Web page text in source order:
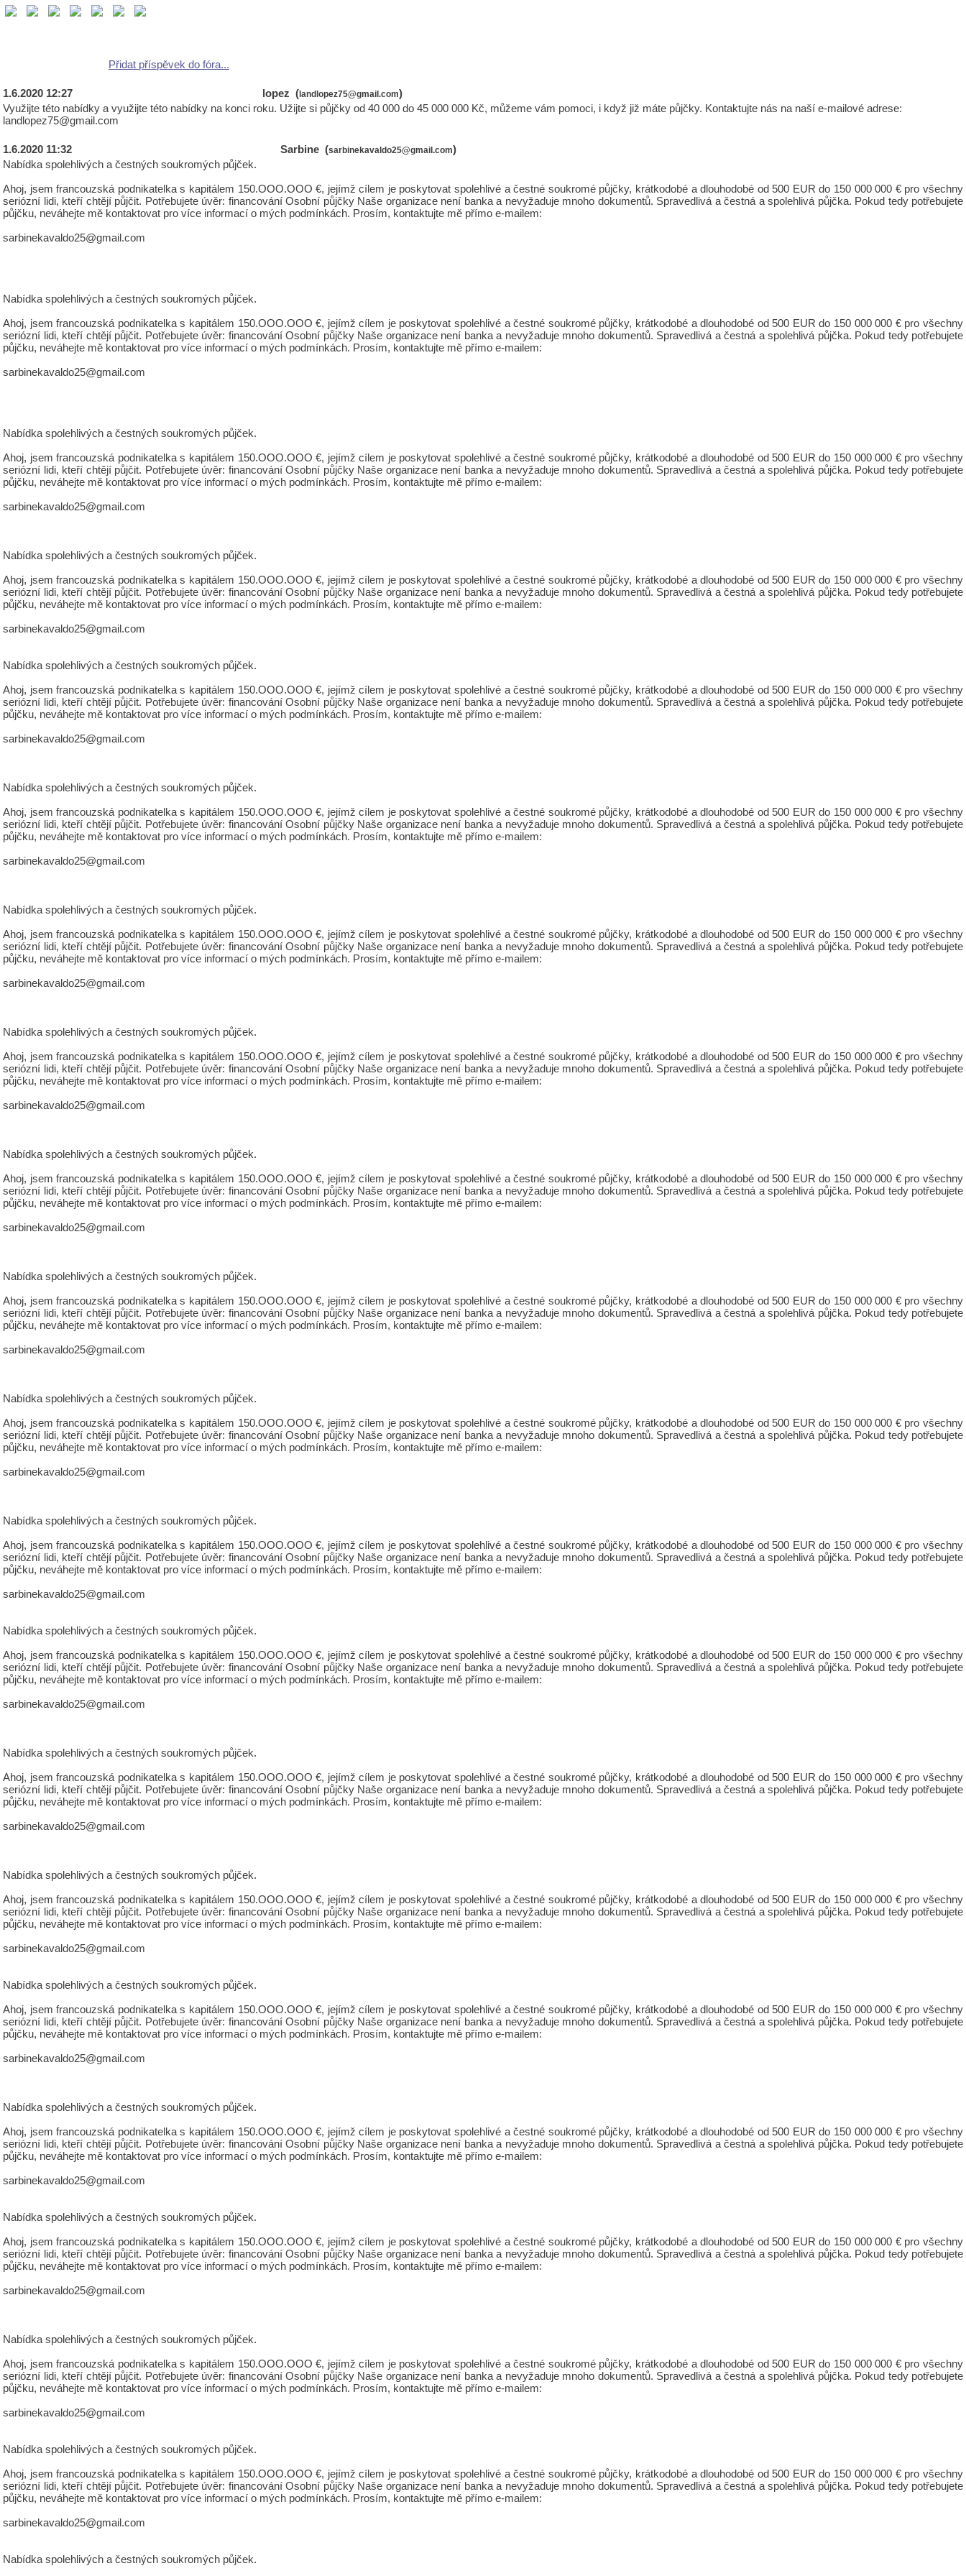
Přidat příspěvek do fóra...
1.6.2020 12:27 lopez ( landlopez75@gmail.com)
Využijte této nabídky a využijte této nabídky na konci roku. Užijte si půjčky od 40 000 do 45 000 000 Kč, můžeme vám pomoci, i když již máte půjčky. Kontaktujte nás na naší e-mailové adrese:
landlopez75@gmail.com
1.6.2020 11:32 Sarbine (sarbinekavaldo25@gmail.com)
Nabídka spolehlivých a čestných soukromých půjček.
Ahoj, jsem francouzská podnikatelka s kapitálem 150.OOO.OOO €, jejímž cílem je poskytovat spolehlivé a čestné soukromé půjčky, krátkodobé a dlouhodobé od 500 EUR do 150 000 000 € pro všechny
seriózní lidi, kteří chtějí půjčit. Potřebujete úvěr: financování Osobní půjčky Naše organizace není banka a nevyžaduje mnoho dokumentů. Spravedlivá a čestná a spolehlivá půjčka. Pokud tedy potřebujete
půjčku, neváhejte mě kontaktovat pro více informací o mých podmínkách. Prosím, kontaktujte mě přímo e-mailem:
sarbinekavaldo25@gmail.com
Nabídka spolehlivých a čestných soukromých půjček.
Ahoj, jsem francouzská podnikatelka s kapitálem 150.OOO.OOO €, jejímž cílem je poskytovat spolehlivé a čestné soukromé půjčky, krátkodobé a dlouhodobé od 500 EUR do 150 000 000 € pro všechny
seriózní lidi, kteří chtějí půjčit. Potřebujete úvěr: financování Osobní půjčky Naše organizace není banka a nevyžaduje mnoho dokumentů. Spravedlivá a čestná a spolehlivá půjčka. Pokud tedy potřebujete
půjčku, neváhejte mě kontaktovat pro více informací o mých podmínkách. Prosím, kontaktujte mě přímo e-mailem:
sarbinekavaldo25@gmail.com
Nabídka spolehlivých a čestných soukromých půjček.
Ahoj, jsem francouzská podnikatelka s kapitálem 150.OOO.OOO €, jejímž cílem je poskytovat spolehlivé a čestné soukromé půjčky, krátkodobé a dlouhodobé od 500 EUR do 150 000 000 € pro všechny
seriózní lidi, kteří chtějí půjčit. Potřebujete úvěr: financování Osobní půjčky Naše organizace není banka a nevyžaduje mnoho dokumentů. Spravedlivá a čestná a spolehlivá půjčka. Pokud tedy potřebujete
půjčku, neváhejte mě kontaktovat pro více informací o mých podmínkách. Prosím, kontaktujte mě přímo e-mailem:
sarbinekavaldo25@gmail.com
Nabídka spolehlivých a čestných soukromých půjček.
Ahoj, jsem francouzská podnikatelka s kapitálem 150.OOO.OOO €, jejímž cílem je poskytovat spolehlivé a čestné soukromé půjčky, krátkodobé a dlouhodobé od 500 EUR do 150 000 000 € pro všechny
seriózní lidi, kteří chtějí půjčit. Potřebujete úvěr: financování Osobní půjčky Naše organizace není banka a nevyžaduje mnoho dokumentů. Spravedlivá a čestná a spolehlivá půjčka. Pokud tedy potřebujete
půjčku, neváhejte mě kontaktovat pro více informací o mých podmínkách. Prosím, kontaktujte mě přímo e-mailem:
sarbinekavaldo25@gmail.com
Nabídka spolehlivých a čestných soukromých půjček.
Ahoj, jsem francouzská podnikatelka s kapitálem 150.OOO.OOO €, jejímž cílem je poskytovat spolehlivé a čestné soukromé půjčky, krátkodobé a dlouhodobé od 500 EUR do 150 000 000 € pro všechny
seriózní lidi, kteří chtějí půjčit. Potřebujete úvěr: financování Osobní půjčky Naše organizace není banka a nevyžaduje mnoho dokumentů. Spravedlivá a čestná a spolehlivá půjčka. Pokud tedy potřebujete
půjčku, neváhejte mě kontaktovat pro více informací o mých podmínkách. Prosím, kontaktujte mě přímo e-mailem:
sarbinekavaldo25@gmail.com
Nabídka spolehlivých a čestných soukromých půjček.
Ahoj, jsem francouzská podnikatelka s kapitálem 150.OOO.OOO €, jejímž cílem je poskytovat spolehlivé a čestné soukromé půjčky, krátkodobé a dlouhodobé od 500 EUR do 150 000 000 € pro všechny
seriózní lidi, kteří chtějí půjčit. Potřebujete úvěr: financování Osobní půjčky Naše organizace není banka a nevyžaduje mnoho dokumentů. Spravedlivá a čestná a spolehlivá půjčka. Pokud tedy potřebujete
půjčku, neváhejte mě kontaktovat pro více informací o mých podmínkách. Prosím, kontaktujte mě přímo e-mailem:
sarbinekavaldo25@gmail.com
Nabídka spolehlivých a čestných soukromých půjček.
Ahoj, jsem francouzská podnikatelka s kapitálem 150.OOO.OOO €, jejímž cílem je poskytovat spolehlivé a čestné soukromé půjčky, krátkodobé a dlouhodobé od 500 EUR do 150 000 000 € pro všechny
seriózní lidi, kteří chtějí půjčit. Potřebujete úvěr: financování Osobní půjčky Naše organizace není banka a nevyžaduje mnoho dokumentů. Spravedlivá a čestná a spolehlivá půjčka. Pokud tedy potřebujete
půjčku, neváhejte mě kontaktovat pro více informací o mých podmínkách. Prosím, kontaktujte mě přímo e-mailem:
sarbinekavaldo25@gmail.com
Nabídka spolehlivých a čestných soukromých půjček.
Ahoj, jsem francouzská podnikatelka s kapitálem 150.OOO.OOO €, jejímž cílem je poskytovat spolehlivé a čestné soukromé půjčky, krátkodobé a dlouhodobé od 500 EUR do 150 000 000 € pro všechny
seriózní lidi, kteří chtějí půjčit. Potřebujete úvěr: financování Osobní půjčky Naše organizace není banka a nevyžaduje mnoho dokumentů. Spravedlivá a čestná a spolehlivá půjčka. Pokud tedy potřebujete
půjčku, neváhejte mě kontaktovat pro více informací o mých podmínkách. Prosím, kontaktujte mě přímo e-mailem:
sarbinekavaldo25@gmail.com
Nabídka spolehlivých a čestných soukromých půjček.
Ahoj, jsem francouzská podnikatelka s kapitálem 150.OOO.OOO €, jejímž cílem je poskytovat spolehlivé a čestné soukromé půjčky, krátkodobé a dlouhodobé od 500 EUR do 150 000 000 € pro všechny
seriózní lidi, kteří chtějí půjčit. Potřebujete úvěr: financování Osobní půjčky Naše organizace není banka a nevyžaduje mnoho dokumentů. Spravedlivá a čestná a spolehlivá půjčka. Pokud tedy potřebujete
půjčku, neváhejte mě kontaktovat pro více informací o mých podmínkách. Prosím, kontaktujte mě přímo e-mailem:
sarbinekavaldo25@gmail.com
Nabídka spolehlivých a čestných soukromých půjček.
Ahoj, jsem francouzská podnikatelka s kapitálem 150.OOO.OOO €, jejímž cílem je poskytovat spolehlivé a čestné soukromé půjčky, krátkodobé a dlouhodobé od 500 EUR do 150 000 000 € pro všechny
seriózní lidi, kteří chtějí půjčit. Potřebujete úvěr: financování Osobní půjčky Naše organizace není banka a nevyžaduje mnoho dokumentů. Spravedlivá a čestná a spolehlivá půjčka. Pokud tedy potřebujete
půjčku, neváhejte mě kontaktovat pro více informací o mých podmínkách. Prosím, kontaktujte mě přímo e-mailem:
sarbinekavaldo25@gmail.com
Nabídka spolehlivých a čestných soukromých půjček.
Ahoj, jsem francouzská podnikatelka s kapitálem 150.OOO.OOO €, jejímž cílem je poskytovat spolehlivé a čestné soukromé půjčky, krátkodobé a dlouhodobé od 500 EUR do 150 000 000 € pro všechny
seriózní lidi, kteří chtějí půjčit. Potřebujete úvěr: financování Osobní půjčky Naše organizace není banka a nevyžaduje mnoho dokumentů. Spravedlivá a čestná a spolehlivá půjčka. Pokud tedy potřebujete
půjčku, neváhejte mě kontaktovat pro více informací o mých podmínkách. Prosím, kontaktujte mě přímo e-mailem:
sarbinekavaldo25@gmail.com
Nabídka spolehlivých a čestných soukromých půjček.
Ahoj, jsem francouzská podnikatelka s kapitálem 150.OOO.OOO €, jejímž cílem je poskytovat spolehlivé a čestné soukromé půjčky, krátkodobé a dlouhodobé od 500 EUR do 150 000 000 € pro všechny
seriózní lidi, kteří chtějí půjčit. Potřebujete úvěr: financování Osobní půjčky Naše organizace není banka a nevyžaduje mnoho dokumentů. Spravedlivá a čestná a spolehlivá půjčka. Pokud tedy potřebujete
půjčku, neváhejte mě kontaktovat pro více informací o mých podmínkách. Prosím, kontaktujte mě přímo e-mailem:
sarbinekavaldo25@gmail.com
Nabídka spolehlivých a čestných soukromých půjček.
Ahoj, jsem francouzská podnikatelka s kapitálem 150.OOO.OOO €, jejímž cílem je poskytovat spolehlivé a čestné soukromé půjčky, krátkodobé a dlouhodobé od 500 EUR do 150 000 000 € pro všechny
seriózní lidi, kteří chtějí půjčit. Potřebujete úvěr: financování Osobní půjčky Naše organizace není banka a nevyžaduje mnoho dokumentů. Spravedlivá a čestná a spolehlivá půjčka. Pokud tedy potřebujete
půjčku, neváhejte mě kontaktovat pro více informací o mých podmínkách. Prosím, kontaktujte mě přímo e-mailem:
sarbinekavaldo25@gmail.com
Nabídka spolehlivých a čestných soukromých půjček.
Ahoj, jsem francouzská podnikatelka s kapitálem 150.OOO.OOO €, jejímž cílem je poskytovat spolehlivé a čestné soukromé půjčky, krátkodobé a dlouhodobé od 500 EUR do 150 000 000 € pro všechny
seriózní lidi, kteří chtějí půjčit. Potřebujete úvěr: financování Osobní půjčky Naše organizace není banka a nevyžaduje mnoho dokumentů. Spravedlivá a čestná a spolehlivá půjčka. Pokud tedy potřebujete
půjčku, neváhejte mě kontaktovat pro více informací o mých podmínkách. Prosím, kontaktujte mě přímo e-mailem:
sarbinekavaldo25@gmail.com
Nabídka spolehlivých a čestných soukromých půjček.
Ahoj, jsem francouzská podnikatelka s kapitálem 150.OOO.OOO €, jejímž cílem je poskytovat spolehlivé a čestné soukromé půjčky, krátkodobé a dlouhodobé od 500 EUR do 150 000 000 € pro všechny
seriózní lidi, kteří chtějí půjčit. Potřebujete úvěr: financování Osobní půjčky Naše organizace není banka a nevyžaduje mnoho dokumentů. Spravedlivá a čestná a spolehlivá půjčka. Pokud tedy potřebujete
půjčku, neváhejte mě kontaktovat pro více informací o mých podmínkách. Prosím, kontaktujte mě přímo e-mailem:
sarbinekavaldo25@gmail.com
Nabídka spolehlivých a čestných soukromých půjček.
Ahoj, jsem francouzská podnikatelka s kapitálem 150.OOO.OOO €, jejímž cílem je poskytovat spolehlivé a čestné soukromé půjčky, krátkodobé a dlouhodobé od 500 EUR do 150 000 000 € pro všechny
seriózní lidi, kteří chtějí půjčit. Potřebujete úvěr: financování Osobní půjčky Naše organizace není banka a nevyžaduje mnoho dokumentů. Spravedlivá a čestná a spolehlivá půjčka. Pokud tedy potřebujete
půjčku, neváhejte mě kontaktovat pro více informací o mých podmínkách. Prosím, kontaktujte mě přímo e-mailem:
sarbinekavaldo25@gmail.com
Nabídka spolehlivých a čestných soukromých půjček.
Ahoj, jsem francouzská podnikatelka s kapitálem 150.OOO.OOO €, jejímž cílem je poskytovat spolehlivé a čestné soukromé půjčky, krátkodobé a dlouhodobé od 500 EUR do 150 000 000 € pro všechny
seriózní lidi, kteří chtějí půjčit. Potřebujete úvěr: financování Osobní půjčky Naše organizace není banka a nevyžaduje mnoho dokumentů. Spravedlivá a čestná a spolehlivá půjčka. Pokud tedy potřebujete
půjčku, neváhejte mě kontaktovat pro více informací o mých podmínkách. Prosím, kontaktujte mě přímo e-mailem:
sarbinekavaldo25@gmail.com
Nabídka spolehlivých a čestných soukromých půjček.
Ahoj, jsem francouzská podnikatelka s kapitálem 150.OOO.OOO €, jejímž cílem je poskytovat spolehlivé a čestné soukromé půjčky, krátkodobé a dlouhodobé od 500 EUR do 150 000 000 € pro všechny
seriózní lidi, kteří chtějí půjčit. Potřebujete úvěr: financování Osobní půjčky Naše organizace není banka a nevyžaduje mnoho dokumentů. Spravedlivá a čestná a spolehlivá půjčka. Pokud tedy potřebujete
půjčku, neváhejte mě kontaktovat pro více informací o mých podmínkách. Prosím, kontaktujte mě přímo e-mailem:
sarbinekavaldo25@gmail.com
Nabídka spolehlivých a čestných soukromých půjček.
Ahoj, jsem francouzská podnikatelka s kapitálem 150.OOO.OOO €, jejímž cílem je poskytovat spolehlivé a čestné soukromé půjčky, krátkodobé a dlouhodobé od 500 EUR do 150 000 000 € pro všechny
seriózní lidi, kteří chtějí půjčit. Potřebujete úvěr: financování Osobní půjčky Naše organizace není banka a nevyžaduje mnoho dokumentů. Spravedlivá a čestná a spolehlivá půjčka. Pokud tedy potřebujete
půjčku, neváhejte mě kontaktovat pro více informací o mých podmínkách. Prosím, kontaktujte mě přímo e-mailem:
sarbinekavaldo25@gmail.com
Nabídka spolehlivých a čestných soukromých půjček.
Ahoj, jsem francouzská podnikatelka s kapitálem 150.OOO.OOO €, jejímž cílem je poskytovat spolehlivé a čestné soukromé půjčky, krátkodobé a dlouhodobé od 500 EUR do 150 000 000 € pro všechny
seriózní lidi, kteří chtějí půjčit. Potřebujete úvěr: financování Osobní půjčky Naše organizace není banka a nevyžaduje mnoho dokumentů. Spravedlivá a čestná a spolehlivá půjčka. Pokud tedy potřebujete
půjčku, neváhejte mě kontaktovat pro více informací o mých podmínkách. Prosím, kontaktujte mě přímo e-mailem:
sarbinekavaldo25@gmail.com
Nabídka spolehlivých a čestných soukromých půjček.